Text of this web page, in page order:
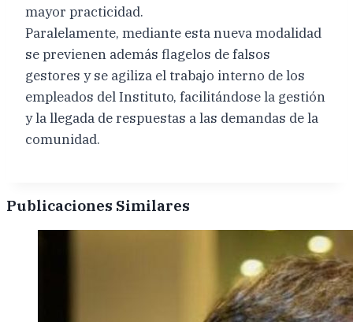
mayor practicidad.
Paralelamente, mediante esta nueva modalidad
se previenen además flagelos de falsos
gestores y se agiliza el trabajo interno de los
empleados del Instituto, facilitándose la gestión
y la llegada de respuestas a las demandas de la
comunidad.
Publicaciones Similares